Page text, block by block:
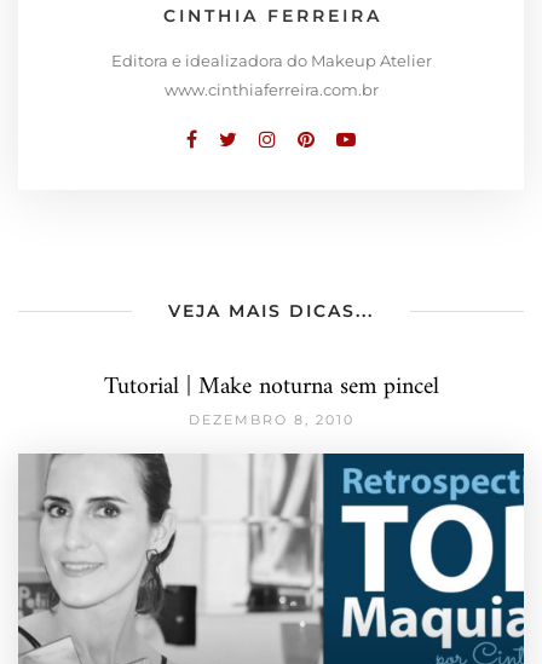
CINTHIA FERREIRA
Editora e idealizadora do Makeup Atelier
www.cinthiaferreira.com.br
VEJA MAIS DICAS...
Tutorial | Make noturna sem pincel
DEZEMBRO 8, 2010